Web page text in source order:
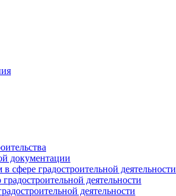
документации
градостроительной деятельности
деятельности
деятельности